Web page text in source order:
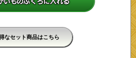
なセット商品はこちら